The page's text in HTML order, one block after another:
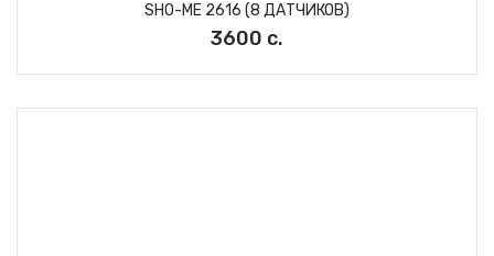
SHO-ME 2616 (8 ДАТЧИКОВ)
3600 с.